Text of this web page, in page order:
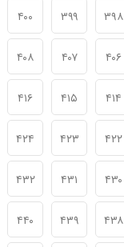
۳۹۸ ۳۹۹ ۴۰۰
۴۰۶ ۴۰۷ ۴۰۸
۴۱۴ ۴۱۵ ۴۱۶
۴۲۲ ۴۲۳ ۴۲۴
۴۳۰ ۴۳۱ ۴۳۲
۴۳۸ ۴۳۹ ۴۴۰